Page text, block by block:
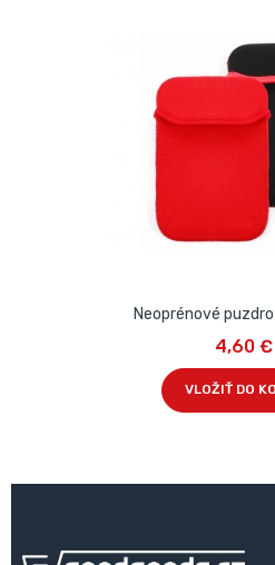
Neoprénové
4,60 €
VLOŽIŤ DO